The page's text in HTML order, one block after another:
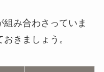
み合わさっていま
きましょう。